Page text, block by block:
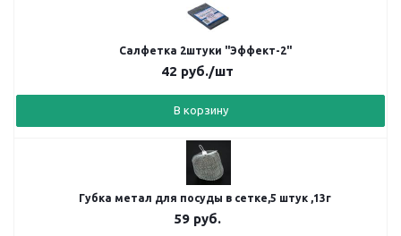
Салфетка 2штуки "Эффект-2"
42 руб./шт
В корзину
Губка метал для посуды в сетке,5 штук ,13г
59 руб.